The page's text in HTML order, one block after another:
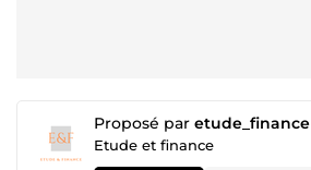
Proposé par etude_finance
Etude et finance